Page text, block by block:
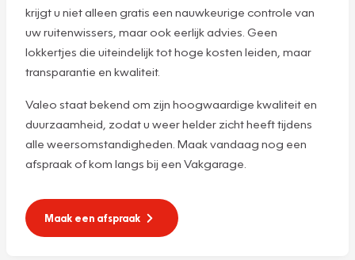
krijgt u niet alleen gratis een nauwkeurige controle van
uw ruitenwissers, maar ook eerlijk advies. Geen
lokkertjes die uiteindelijk tot hoge kosten leiden, maar
transparantie en kwaliteit.
Valeo staat bekend om zijn hoogwaardige kwaliteit en
duurzaamheid, zodat u weer helder zicht heeft tijdens
alle weersomstandigheden. Maak vandaag nog een
afspraak of kom langs bij een Vakgarage.
Maak een afspraak